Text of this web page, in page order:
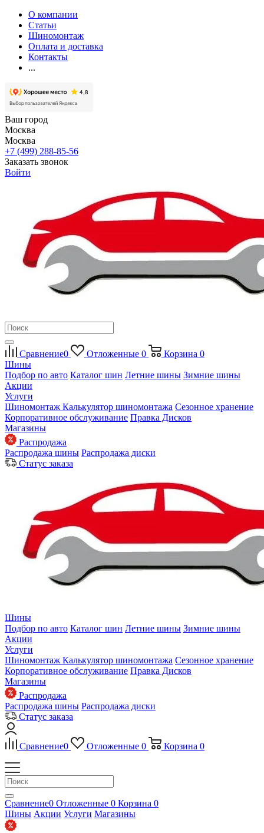
О компании
Статьи
Шиномонтаж
Оплата и доставка
Контакты
...
Ваш город
Москва
Москва
+7 (499) 288-85-56
Заказать звонок
Войти
Сравнение0 Отложенные 0 Корзина 0
Шины
Подбор по авто Каталог шин Летние шины Зимние шины
Акции
Услуги
Шиномонтаж Калькулятор шиномонтажа Сезонное хранение
Корпоративное обслуживание Правка Дисков
Магазины
Распродажа
Распродажа шины Распродажа диски
Статус заказа
Шины
Подбор по авто Каталог шин Летние шины Зимние шины
Акции
Услуги
Шиномонтаж Калькулятор шиномонтажа Сезонное хранение
Корпоративное обслуживание Правка Дисков
Магазины
Распродажа
Распродажа шины Распродажа диски
Статус заказа
Сравнение0 Отложенные 0 Корзина 0
Сравнение0 Отложенные 0 Корзина 0
Шины Акции Услуги Магазины